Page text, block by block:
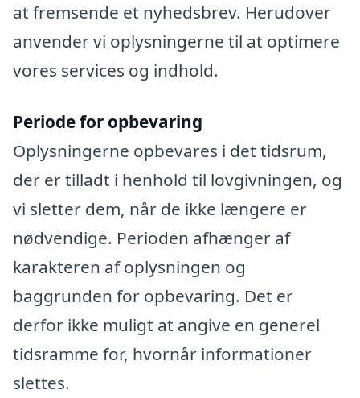
at fremsende et nyhedsbrev. Herudover
anvender vi oplysningerne til at optimere
vores services og indhold.
Periode for opbevaring
Oplysningerne opbevares i det tidsrum,
der er tilladt i henhold til lovgivningen, og
vi sletter dem, når de ikke længere er
nødvendige. Perioden afhænger af
karakteren af oplysningen og
baggrunden for opbevaring. Det er
derfor ikke muligt at angive en generel
tidsramme for, hvornår informationer
slettes.